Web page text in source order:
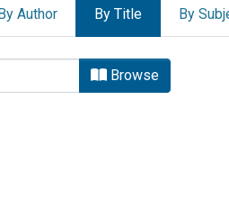
Author By Title By
PRENSA
Browse